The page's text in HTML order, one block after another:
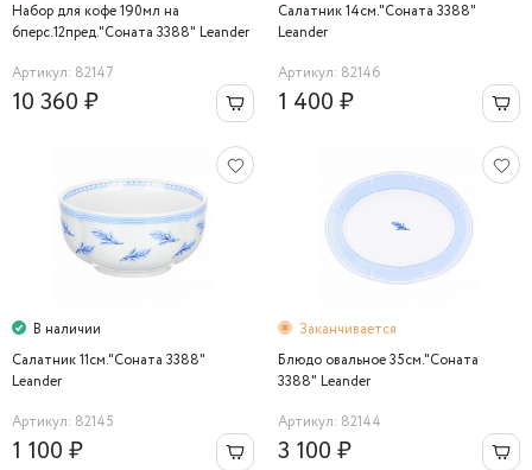
Набор для кофе 190мл на
6перс.12пред."Соната 3388" Leander
Артикул: 82147
10 360 ₽
Салатник 14см."Соната 3388"
Leander
Артикул: 82146
1 400 ₽
В наличии
Салатник 11см."Соната 3388"
Leander
Артикул: 82145
1 100 ₽
Заканчивается
Блюдо овальное 35см."Соната
3388" Leander
Артикул: 82144
3 100 ₽